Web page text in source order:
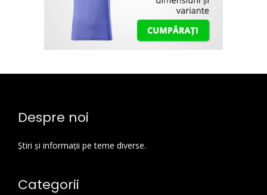
Despre noi
Știri și informații pe teme diverse.
Categorii